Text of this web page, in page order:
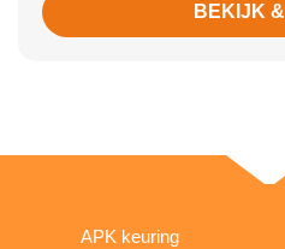
BEKIJK
APK keuring